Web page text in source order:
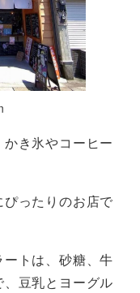
き氷やコーヒー
ったりのお店で
トは、砂糖、牛
豆乳とヨーグル